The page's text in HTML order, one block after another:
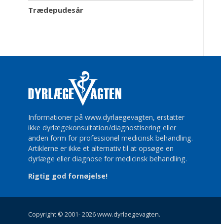
Trædepudesår
Informationer på www.dyrlaegevagten, erstatter
ikke dyrlægekonsultation/diagnostisering eller
anden form for professionel medicinsk behandling.
Artiklerne er ikke et alternativ til at opsøge en
dyrlæge eller diagnose for medicinsk behandling.
Rigtig god fornøjelse!
Copyright © 2001- 2026 www.dyrlaegevagten.